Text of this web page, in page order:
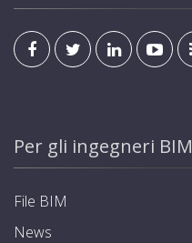
Per gli ingegneri BIM
File BIM
News